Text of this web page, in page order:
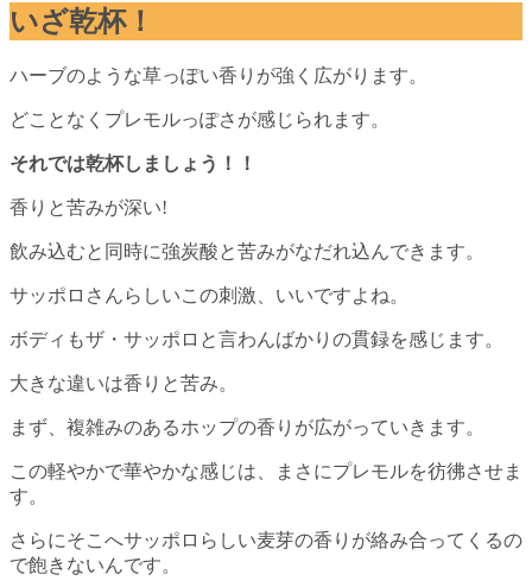
いざ乾杯！
ハーブのような草っぽい香りが強く広がります。
どことなくプレモルっぽさが感じられます。
それでは乾杯しましょう！！
香りと苦みが深い!
飲み込むと同時に強炭酸と苦みがなだれ込んできます。
サッポロさんらしいこの刺激、いいですよね。
ボディもザ・サッポロと言わんばかりの貫録を感じます。
大きな違いは香りと苦み。
まず、複雑みのあるホップの香りが広がっていきます。
この軽やかで華やかな感じは、まさにプレモルを彷彿させま
す。
さらにそこへサッポロらしい麦芽の香りが絡み合ってくるの
で飽きないんです。